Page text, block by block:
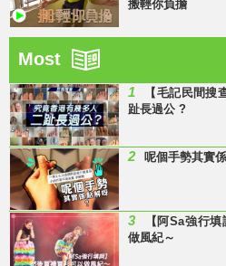
搬輕你負擔
Most
1
【毛記民間搜
趾長過公 ?
2 呢個手勢其實
3
【阿Sa強行
做風紀～